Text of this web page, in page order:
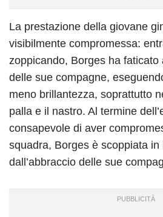
La prestazione della giovane
visibilmente compromessa:
zoppicando, Borges ha
delle sue compagne,
meno brillantezza, soprattutto
palla e il nastro. Al termine
consapevole di aver
squadra, Borges è scoppiata
dall’abbraccio delle sue